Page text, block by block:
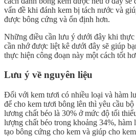
vấn đề khi đánh kem bị tách nước và
được bông cứng và ổn định hơn.
Những điều cần lưu ý dưới đây khi thực
cần nhớ được liệt kê dưới đây sẽ giúp
thực hiện công đoạn này một cách tốt
Lưu ý về nguyên liệu
Đối với kem tươi có nhiều loại và hàm
để cho kem tươi bông lên thì yêu cầu
lương chất béo là 30% ở mức độ tối
lượng chất béo trong khoảng 34%, hàm
tạo bông cứng cho kem và giúp cho